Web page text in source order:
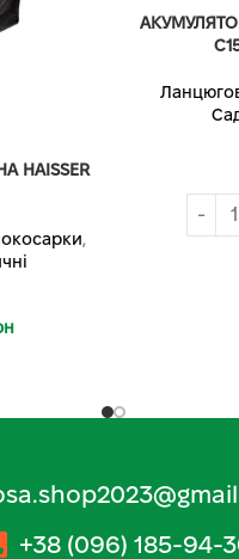
HAISSER
,
+38 (096) 185-94-